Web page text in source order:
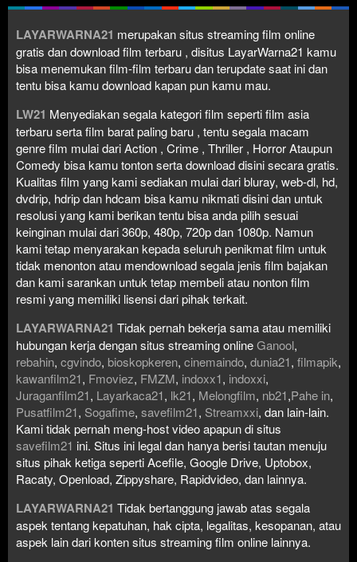
LAYARWARNA21 merupakan situs streaming film online
gratis dan download film terbaru , disitus LayarWarna21 kamu
bisa menemukan film-film terbaru dan terupdate saat ini dan
tentu bisa kamu download kapan pun kamu mau.
LW21 Menyediakan segala kategori film seperti film asia
terbaru serta film barat paling baru , tentu segala macam
genre film mulai dari Action , Crime , Thriller , Horror Ataupun
Comedy bisa kamu tonton serta download disini secara gratis.
Kualitas film yang kami sediakan mulai dari bluray, web-dl, hd,
dvdrip, hdrip dan hdcam bisa kamu nikmati disini dan untuk
resolusi yang kami berikan tentu bisa anda pilih sesuai
keinginan mulai dari 360p, 480p, 720p dan 1080p. Namun
kami tetap menyarakan kepada seluruh penikmat film untuk
tidak menonton atau mendownload segala jenis film bajakan
dan kami sarankan untuk tetap membeli atau nonton film
resmi yang memiliki lisensi dari pihak terkait.
LAYARWARNA21 Tidak pernah bekerja sama atau memiliki
hubungan kerja dengan situs streaming onlineGanool,
rebahin, cgvindo, bioskopkeren, cinemaindo, dunia21, filmapik,
kawanfilm21, Fmoviez, FMZM, indoxx1, indoxxi,
Juraganfilm21, Layarkaca21, lk21, Melongfilm, nb21,Pahe in,
Pusatfilm21, Sogafime, savefilm21, Streamxxi, dan lain-lain.
Kami tidak pernah meng-host video apapun di situs
savefilm21 ini. Situs ini legal dan hanya berisi tautan menuju
situs pihak ketiga seperti Acefile, Google Drive, Uptobox,
Racaty, Openload, Zippyshare, Rapidvideo, dan lainnya.
LAYARWARNA21 Tidak bertanggung jawab atas segala
aspek tentang kepatuhan, hak cipta, legalitas, kesopanan, atau
aspek lain dari konten situs streaming film online lainnya.